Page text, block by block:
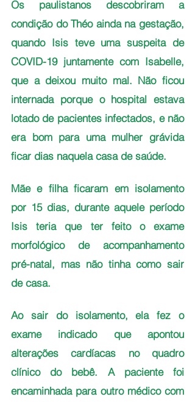
Os paulistanos descobriram a
condição do Théo ainda na gestação,
quando Isis teve uma suspeita de
COVID-19 juntamente com Isabelle,
que a deixou muito mal. Não ficou
internada porque o hospital estava
lotado de pacientes infectados, e não
era bom para uma mulher grávida
ficar dias naquela casa de saúde.
Mãe e filha ficaram em isolamento
por 15 dias, durante aquele período
Isis teria que ter feito o exame
morfológico de acompanhamento
pré-natal, mas não tinha como sair
de casa.
Ao sair do isolamento, ela fez o
exame indicado que apontou
alterações cardíacas no quadro
clínico do bebê. A paciente foi
encaminhada para outro médico com